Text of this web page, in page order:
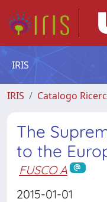
IRIS
IRIS Catalogo
The
to the
FUSCO A
2015-01-01